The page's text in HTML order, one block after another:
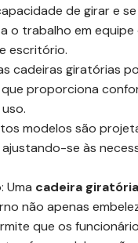
de girar e
o trabalho em equipe
escritório.
cadeiras giratórias
proporciona
modelos são
se às
Uma cadeira
não apenas
que os